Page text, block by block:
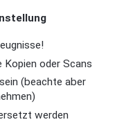
Kopien oder Scans
(beachte aber
werden